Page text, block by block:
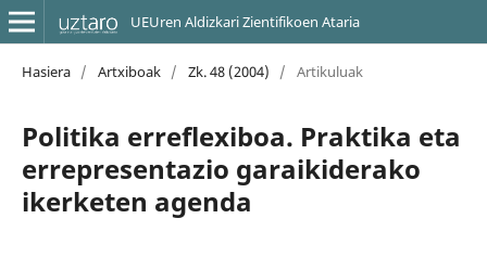
UEUren Aldizkari Zientifikoen Ataria
Hasiera / Artxiboak / Zk. 48 (2004) / Artikuluak
Politika erreflexiboa. Praktika eta
errepresentazio garaikiderako
ikerketen agenda